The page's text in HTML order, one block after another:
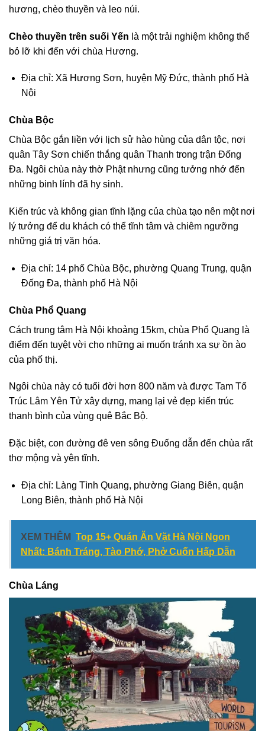
hương, chèo thuyền và leo núi.
Chèo thuyền trên suối Yến là một trải nghiệm không thể
bỏ lỡ khi đến với chùa Hương.
Địa chỉ: Xã Hương Sơn, huyện Mỹ Đức, thành phố Hà
Nội
Chùa Bộc
Chùa Bộc gắn liền với lịch sử hào hùng của dân tộc, nơi
quân Tây Sơn chiến thắng quân Thanh trong trận Đống
Đa. Ngôi chùa này thờ Phật nhưng cũng tưởng nhớ đến
những binh lính đã hy sinh.
Kiến trúc và không gian tĩnh lặng của chùa tạo nên một nơi
lý tưởng để du khách có thể tĩnh tâm và chiêm ngưỡng
những giá trị văn hóa.
Địa chỉ: 14 phố Chùa Bộc, phường Quang Trung, quận
Đống Đa, thành phố Hà Nội
Chùa Phổ Quang
Cách trung tâm Hà Nội khoảng 15km, chùa Phổ Quang là
điểm đến tuyệt vời cho những ai muốn tránh xa sự ồn ào
của phố thị.
Ngôi chùa này có tuổi đời hơn 800 năm và được Tam Tổ
Trúc Lâm Yên Tử xây dựng, mang lại vẻ đẹp kiến trúc
thanh bình của vùng quê Bắc Bộ.
Đặc biệt, con đường đê ven sông Đuống dẫn đến chùa rất
thơ mộng và yên tĩnh.
Địa chỉ: Làng Tình Quang, phường Giang Biên, quận
Long Biên, thành phố Hà Nội
XEM THÊM Top 15+ Quán Ăn Vặt Hà Nội Ngon
Nhất: Bánh Tráng, Tào Phớ, Phở Cuốn Hấp Dẫn
Chùa Láng